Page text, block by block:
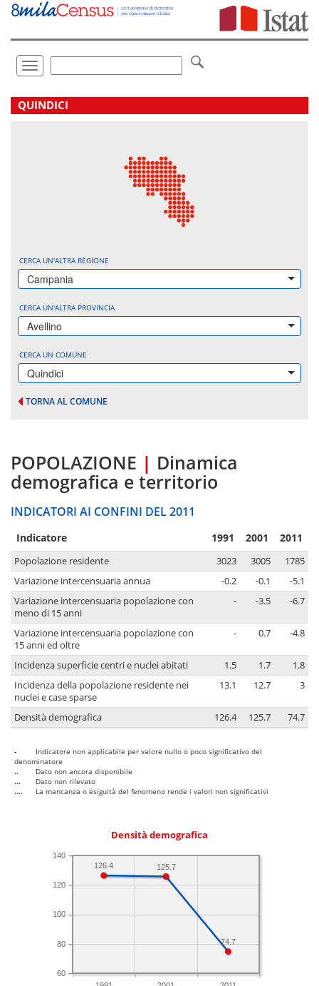
Vai
direttamente
Toggle
navigation
.
QUINDICI
CERCA UN'ALTRA REGIONE
Campania
CERCA UN'ALTRA PROVINCIA
Avellino
CERCA UN COMUNE
Quindici
TORNA AL COMUNE
POPOLAZIONE | Dinamica
demografica e territorio
INDICATORI AI CONFINI DEL 2011
Indicatore 1991 2001 2011
Popolazione residente 3023 3005
1785
Variazione intercensuaria annua
-0.2 -0.1
-5.1
Variazione intercensuaria popolazione con
meno di 15 anni
- -3.5 -6.7
Variazione intercensuaria popolazione con
15 anni ed oltre
- 0.7 -4.8
Incidenza superficie centri e nuclei abitati 1.5 1.7
1.8
Incidenza della popolazione residente nei
nuclei e case sparse
13.1 12.7 3
Densità demografica 126.4 125.7 74.7
-
Indicatore non applicabile per valore nullo o poco significativo del
denominatore
..
Dato non ancora disponibile
...
Dato non rilevato
....
La mancanza o esiguità del fenomeno rende i valori non significativi
Densità demografica
60
80
100
120
140
74.7
125.7
126.4